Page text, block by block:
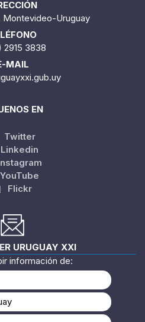
Montevideo-Uruguay
2915 3838
MAIL
EN
Twitter
Linkedin
YouTube
Flickr
URUGUAY XXI
información de: